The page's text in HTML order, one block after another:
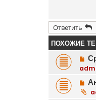
Ответить
ПОХОЖИЕ
Н
о
о
е
Н
о